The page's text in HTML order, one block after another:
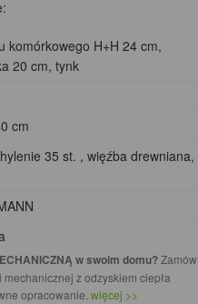
komórkowego H+H 24 cm,
20 cm, tynk
cm
35 st. , więźba drewniana,
w swoim domu?Zamów
z odzyskiem ciepła
opracowanie.więcej >>